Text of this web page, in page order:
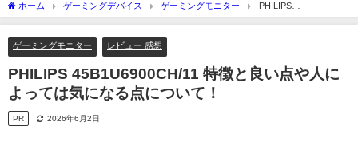
ホーム ゲーミングデバイス ゲーミングモニター
PHILIPS
45B1U6900CH/11 特徴と良い点や人によっては気になる点について！
ゲーミングモニター レビュー 感想
PHILIPS 45B1U6900CH/11 特徴と良い点や人に
よっては気になる点について！
PR 2026年6月2日